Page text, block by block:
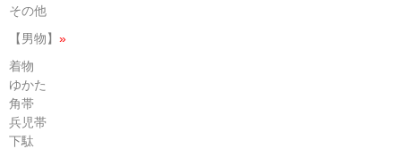
その他
【男物】 »
着物
ゆかた
角帯
兵児帯
下駄